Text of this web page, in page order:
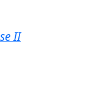
II